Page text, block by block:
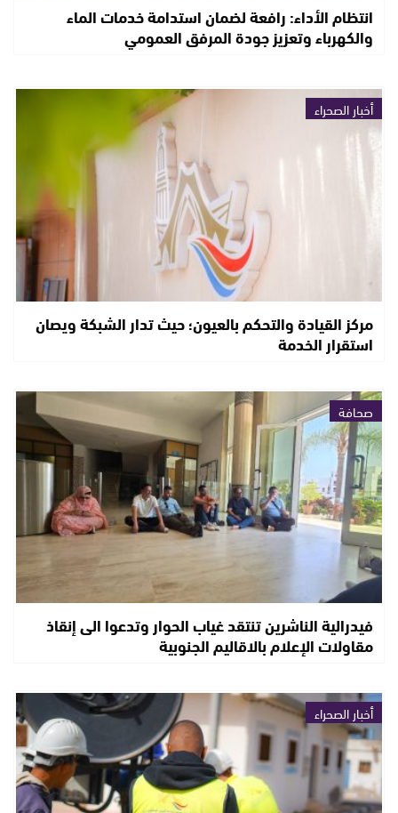
انتظام الأداء: رافعة لضمان استدامة خدمات الماء
والكهرباء وتعزيز جودة المرفق العمومي
أخبار الصحراء
مركز القيادة والتحكم بالعيون؛ حيث تدار الشبكة ويصان
استقرار الخدمة
صحافة
فيدرالية الناشرين تنتقد غياب الحوار وتدعوا الى إنقاذ
مقاولات الإعلام بالاقاليم الجنوبية
أخبار الصحراء